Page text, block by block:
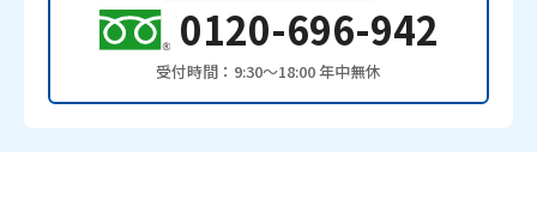
0120-696-942
受付時間：9:30〜18:00 年中無休